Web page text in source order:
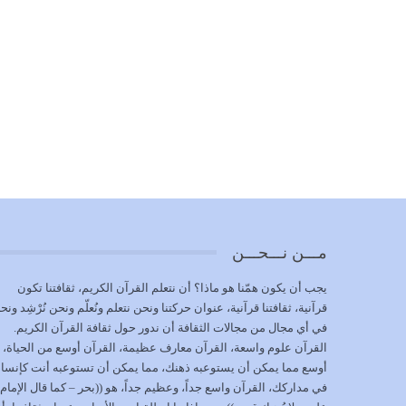
مـــن نـــحـــن
يجب أن يكون همّنا هو ماذا؟ أن نتعلم القرآن الكريم، ثقافتنا تكون
قرآنية، ثقافتنا قرآنية، عنوان حركتنا ونحن نتعلم ونُعلّم ونحن نُرْشِد
في أي مجال من مجالات الثقافة أن ندور حول ثقافة القرآن الكريم.
القرآن علوم واسعة، القرآن معارف عظيمة، القرآن أوسع من الحياة،
أوسع مما يمكن أن يستوعبه ذهنك، مما يمكن أن تستوعبه أنت
في مداركك، القرآن واسع جداً، وعظيم جداً، هو ((بحر – كما قال الإمام